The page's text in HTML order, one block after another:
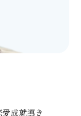
成就導き